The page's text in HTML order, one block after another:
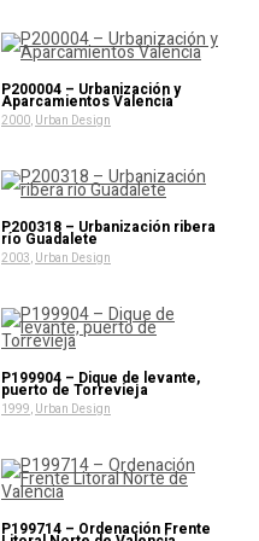
P200004 – Urbanización y
Aparcamientos Valencia
2000, Urban Design
P200318 – Urbanización ribera
río Guadalete
2003, Urban Design
P199904 – Dique de levante,
puerto de Torrevieja
1999, Urban Design
P199714 – Ordenación Frente